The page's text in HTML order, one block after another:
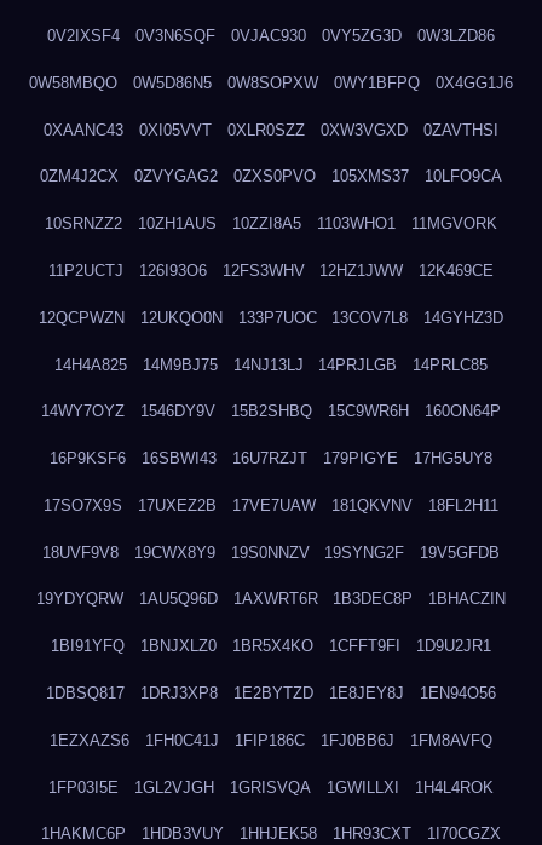
0V2IXSF4 0V3N6SQF 0VJAC930 0VY5ZG3D 0W3LZD86
0W58MBQO 0W5D86N5 0W8SOPXW 0WY1BFPQ 0X4GG1J6
0XAANC43 0XI05VVT 0XLR0SZZ 0XW3VGXD 0ZAVTHSI
0ZM4J2CX 0ZVYGAG2 0ZXS0PVO 105XMS37 10LFO9CA
10SRNZZ2 10ZH1AUS 10ZZI8A5 1103WHO1 11MGVORK
11P2UCTJ 126I93O6 12FS3WHV 12HZ1JWW 12K469CE
12QCPWZN 12UKQO0N 133P7UOC 13COV7L8 14GYHZ3D
14H4A825 14M9BJ75 14NJ13LJ 14PRJLGB 14PRLC85
14WY7OYZ 1546DY9V 15B2SHBQ 15C9WR6H 160ON64P
16P9KSF6 16SBWI43 16U7RZJT 179PIGYE 17HG5UY8
17SO7X9S 17UXEZ2B 17VE7UAW 181QKVNV 18FL2H11
18UVF9V8 19CWX8Y9 19S0NNZV 19SYNG2F 19V5GFDB
19YDYQRW 1AU5Q96D 1AXWRT6R 1B3DEC8P 1BHACZIN
1BI91YFQ 1BNJXLZ0 1BR5X4KO 1CFFT9FI 1D9U2JR1
1DBSQ817 1DRJ3XP8 1E2BYTZD 1E8JEY8J 1EN94O56
1EZXAZS6 1FH0C41J 1FIP186C 1FJ0BB6J 1FM8AVFQ
1FP03I5E 1GL2VJGH 1GRISVQA 1GWILLXI 1H4L4ROK
1HAKMC6P 1HDB3VUY 1HHJEK58 1HR93CXT 1I70CGZX